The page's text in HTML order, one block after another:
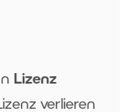
Lizenz
verlieren